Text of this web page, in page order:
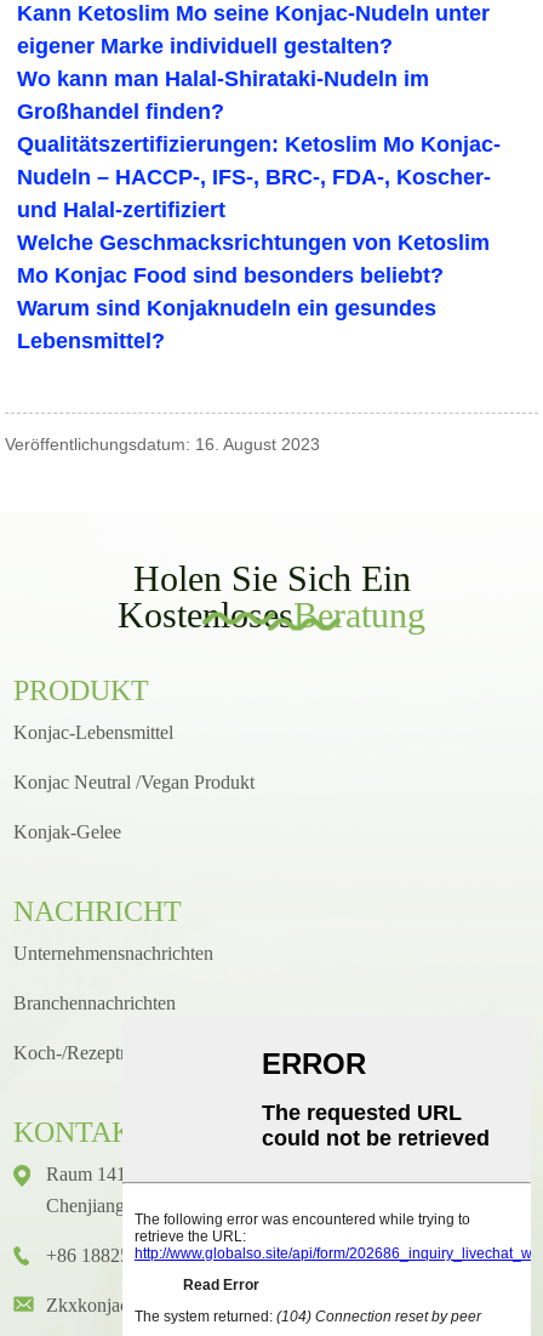
Kann Ketoslim Mo seine Konjac-Nudeln unter
eigener Marke individuell gestalten?
Wo kann man Halal-Shirataki-Nudeln im
Großhandel finden?
Qualitätszertifizierungen: Ketoslim Mo Konjac-
Nudeln – HACCP-, IFS-, BRC-, FDA-, Koscher-
und Halal-zertifiziert
Welche Geschmacksrichtungen von Ketoslim
Mo Konjac Food sind besonders beliebt?
Warum sind Konjaknudeln ein gesundes
Lebensmittel?
Veröffentlichungsdatum: 16. August 2023
Holen Sie Sich Ein
KostenlosesBeratung
PRODUKT
Konjac-Lebensmittel
Konjac Neutral /Vegan Produkt
Konjak-Gelee
NACHRICHT
Unternehmensnachrichten
Branchennachrichten
Koch-/Rezeptneuigkeiten
KONTAKT
Raum 1416, Etage 14, Junhao International Building, Nr. 2,
Chenjiang Zhongkai Avenue, Bezirk Huicheng, Stadt Huizhou
+86 18825458362
Zkxkonjac@hzzkx.com